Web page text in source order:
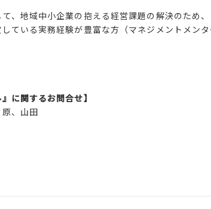
、地域中小企業の抱える経営課題の解決のため
ている実務経験が豊富な方（マネジメントメン
に関するお問合せ】
、山田